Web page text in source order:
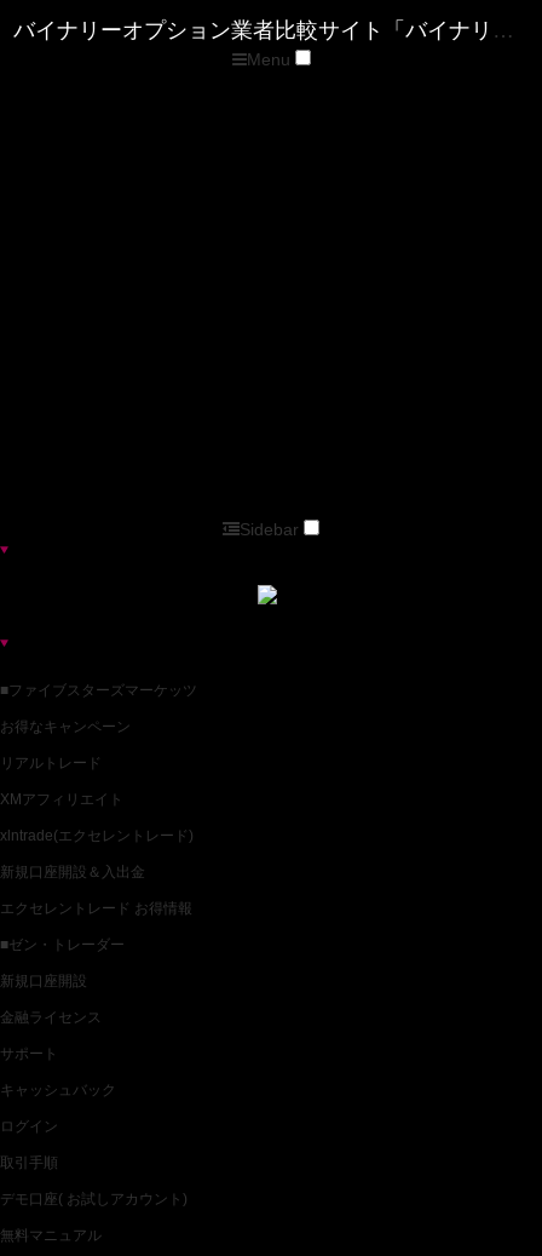
Menu
Sidebar
■ファイブスターズマーケッツ
お得なキャンペーン
リアルトレード
XMアフィリエイト
xlntrade(エクセレントレード)
新規口座開設＆入出金
エクセレントレード お得情報
■ゼン・トレーダー
新規口座開設
金融ライセンス
サポート
キャッシュバック
ログイン
取引手順
デモ口座( お試しアカウント)
無料マニュアル